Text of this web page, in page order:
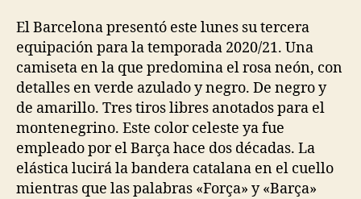
El Barcelona presentó este lunes su tercera
equipación para la temporada 2020/21. Una
camiseta en la que predomina el rosa neón, con
detalles en verde azulado y negro. De negro y
de amarillo. Tres tiros libres anotados para el
montenegrino. Este color celeste ya fue
empleado por el Barça hace dos décadas. La
elástica lucirá la bandera catalana en el cuello
mientras que las palabras «Força» y «Barça»